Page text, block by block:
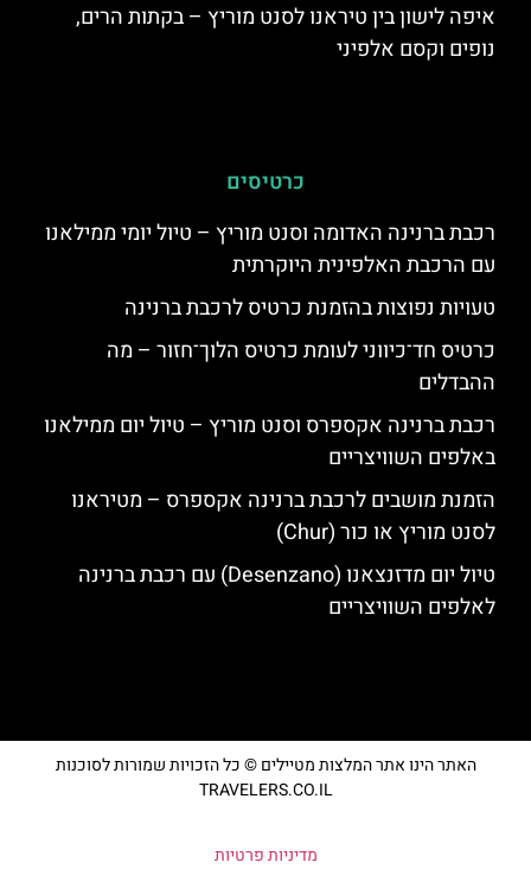
איפה לישון בין טיראנו לסנט מוריץ – בקתות הרים,
נופים וקסם אלפיני
כרטיסים
רכבת ברנינה האדומה וסנט מוריץ – טיול יומי ממילאנו
עם הרכבת האלפינית היוקרתית
טעויות נפוצות בהזמנת כרטיס לרכבת ברנינה
כרטיס חד־כיווני לעומת כרטיס הלוך־חזור – מה
ההבדלים
רכבת ברנינה אקספרס וסנט מוריץ – טיול יום ממילאנו
באלפים השוויצריים
הזמנת מושבים לרכבת ברנינה אקספרס – מטיראנו
לסנט מוריץ או כור (Chur)
טיול יום מדזנצאנו (Desenzano) עם רכבת ברנינה
לאלפים השוויצריים
האתר הינו אתר המלצות מטיילים © כל הזכויות שמורות לסוכנות
TRAVELERS.CO.IL
מדיניות פרטיות